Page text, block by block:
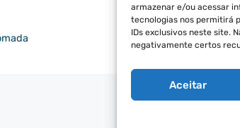
armazenar e/ou acessar
tecnologias nos permitirá
IDs exclusivos neste site.
negativamente certos
Aceitar